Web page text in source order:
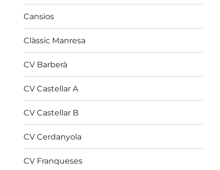
Cansios
Clàssic Manresa
CV Barberà
CV Castellar A
CV Castellar B
CV Cerdanyola
CV Franqueses